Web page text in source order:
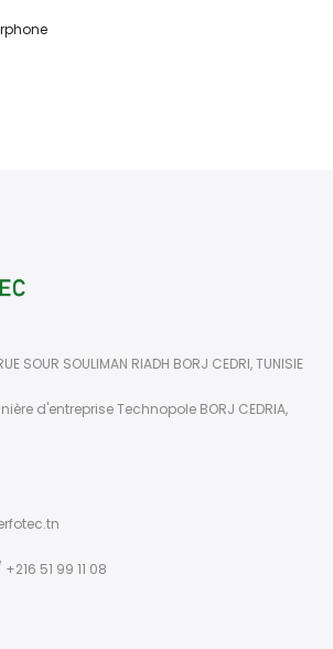
SOUR SOULIMAN RIADH BORJ CEDRI, TUNISIE
d'entreprise Technopole BORJ CEDRIA,
51 99 11 08